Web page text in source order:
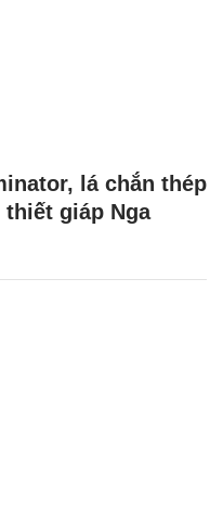
lá chắn thép
giáp Nga